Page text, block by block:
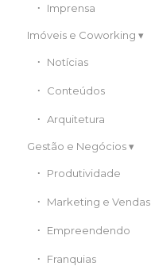
Imprensa
Imóveis e Coworking
Notícias
Conteúdos
Arquitetura
Gestão e Negócios
Produtividade
Marketing e Vendas
Empreendendo
Franquias